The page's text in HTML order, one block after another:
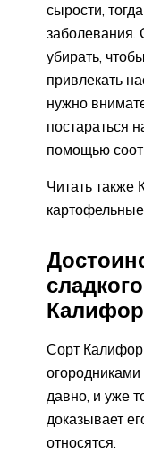
сырости,
заболевания.
убирать,
привлекать
нужно
постараться
помощью
Читать также
картофельные
Сорт
огородниками
давно, и уже
доказывает
относятся: